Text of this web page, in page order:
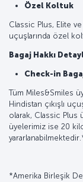
Özel Koltuk
Classic Plus, Elite
uçuşlarında özel
Bagaj Hakkı
Check-in
Tüm Miles&Smiles
Hindistan çıkışlı
olarak, Classic Plus
üyelerimiz ise 20
*Amerika Birleşik